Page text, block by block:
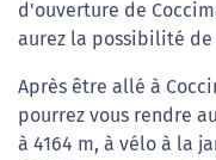
d'ouverture de
aurez la possibilité de
Après être allé à
pourrez vous rendre
à 4164 m, à vélo à la